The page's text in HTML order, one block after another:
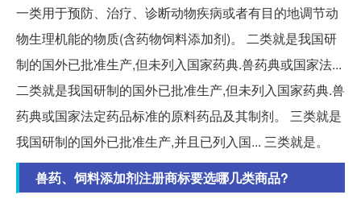
一类用于预防、治疗、诊断动物疾病或者有目的地调节动
物生理机能的物质(含药物饲料添加剂)。 二类就是我国研
制的国外已批准生产,但未列入国家药典.兽药典或国家法...
二类就是我国研制的国外已批准生产,但未列入国家药典.兽
药典或国家法定药品标准的原料药品及其制剂。 三类就是
我国研制的国外已批准生产,并且已列入国... 三类就是。
兽药、饲料添加剂注册商标要选哪几类商品?